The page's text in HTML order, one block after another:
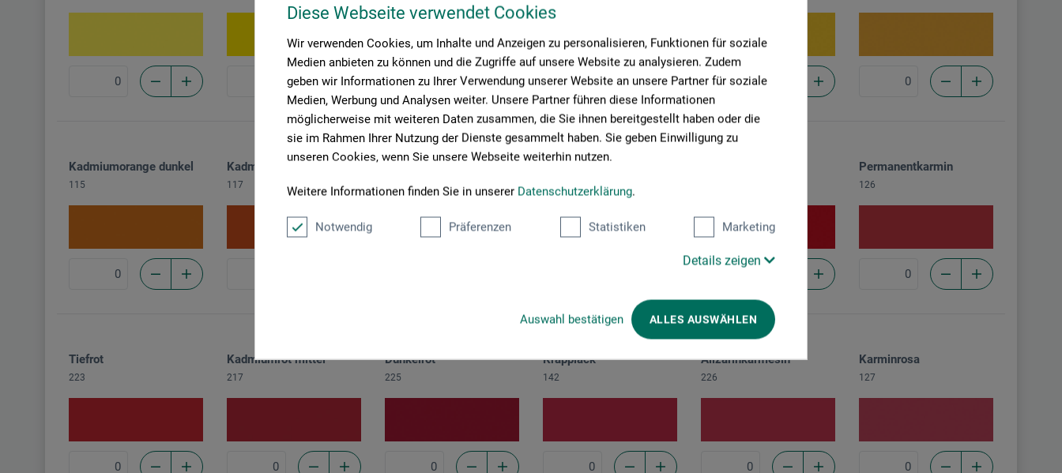
Diese Webseite verwendet Cookies
Wir verwenden Cookies, um Inhalte und Anzeigen zu personalisieren, Funktionen für soziale
Medien anbieten zu können und die Zugriffe auf unsere Website zu analysieren. Zudem
geben wir Informationen zu Ihrer Verwendung unserer Website an unsere Partner für soziale
Medien, Werbung und Analysen weiter. Unsere Partner führen diese Informationen
möglicherweise mit weiteren Daten zusammen, die Sie ihnen bereitgestellt haben oder die
sie im Rahmen Ihrer Nutzung der Dienste gesammelt haben. Sie geben Einwilligung zu
unseren Cookies, wenn Sie unsere Webseite weiterhin nutzen.
Weitere Informationen finden Sie in unserer Datenschutzerklärung.
Notwendig Präferenzen Statistiken Marketing
Details zeigen
Auswahl bestätigen ALLES AUSWÄHLEN
Kadmiumorange dunkel
115
Kadmiumrot hell
117
Permanentkarmin
126
Tiefrot
223
Kadmiumrot mittel
217
Dunkelrot
225
Krapplack
142
Alizarinkarmesin
226
Karminrosa
127